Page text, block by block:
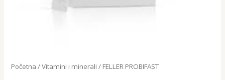
Početna /Vitamini i minerali / FELLER PROBIFAST